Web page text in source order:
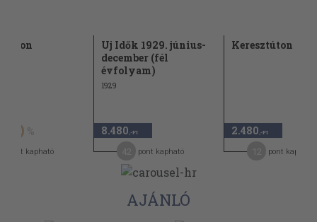
50
pont kapható
Uj Idők 1929. június-
december (fél
évfolyam)
1929
8.480 ,-Ft
pont kapható
Keresztúton
2.480 ,-Ft
pont kapható
AJÁNLÓ